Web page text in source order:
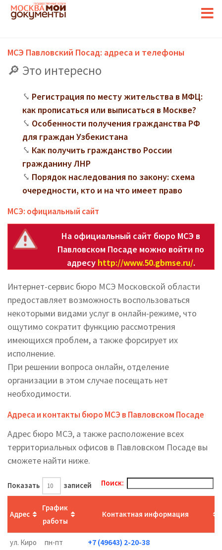
МСЭ Павловский Посад: адреса и телефоны
Это интересно
Регистрация по месту жительства в МФЦ:
как прописаться или выписаться в Москве?
Особенности получения гражданства РФ
для граждан Узбекистана
Как получить гражданство России
гражданину ЛНР
Порядок наследования по закону: схема
очередности, кто и на что имеет право
МСЭ: официальный сайт
На официальный сайт бюро МСЭ в
Павловском Посаде можно войти по
адресу http://www.50.gbmse.ru/.
Интернет-сервис бюро МСЭ Московской области
предоставляет возможность воспользоваться
некоторыми видами услуг в онлайн-режиме, что
ощутимо сократит функцию рассмотрения
имеющихся проблем, а также форсирует их
исполнение.
При решении вопроса онлайн, отделение
организации в этом случае посещать нет
необходимости.
Адреса и контакты бюро МСЭ в Павловском Посаде
Адрес бюро МСЭ, а также расположение всех
территориальных офисов в Павловском Посаде вы
cможете найти ниже.
Показать записей Поиск:
Адрес
График
работы
Контактная информация
ул. Киро
пн-пт
+7 (49643) 2-20-38